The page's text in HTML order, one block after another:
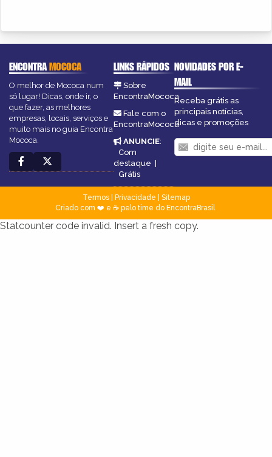
ENCONTRAMOCOCA
O melhor de Mococa num
só lugar! Dicas, onde ir, o
que fazer, as melhores
empresas, locais, serviços e
muito mais no guia Encontra
Mococa.
LINKS RÁPIDOS
Sobre
EncontraMococa
Fale com o
EncontraMococa
ANUNCIE:
Com
destaque |
Grátis
NOVIDADES POR E-
MAIL
Receba grátis as
principais notícias,
dicas e promoções
Termos| Privacidade
Sitemap
Criado com ❤️ e ☕ pelo time do EncontraBrasil
Statcounter code invalid. Insert a fresh copy.